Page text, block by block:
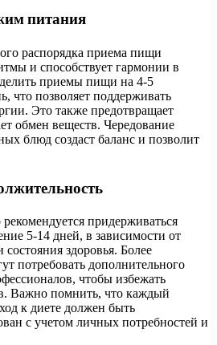
питания
распорядка приема пищи
и способствует гармонии в
приемы пищи на 4-5
что позволяет поддерживать
Это также предотвращает
обмен веществ. Чередование
блюд создаст баланс и позволит
придерживаться
5-14 дней, в зависимости от
здоровья. Более
потребовать дополнительного
чтобы избежать
Важно помнить, что каждый
к диете должен быть
с учетом личных потребностей и